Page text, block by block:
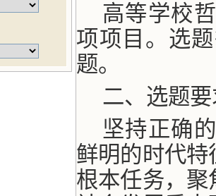
高等学校
项项目。选
题。
二、选题
坚持正确
鲜明的时代
根本任务，